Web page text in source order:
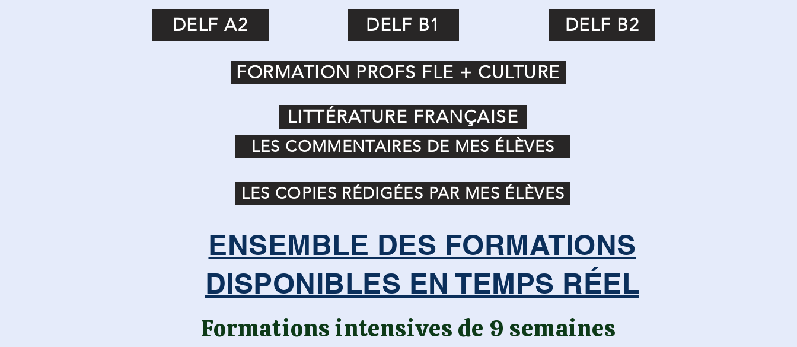
DELF A2 DELF B1 DELF B2
FORMATION PROFS FLE + CULTURE
LITTÉRATURE FRANÇAISE
LES COMMENTAIRES DE MES ÉLÈVES
LES COPIES RÉDIGÉES PAR MES ÉLÈVES
ENSEMBLE DES FORMATIONS
DISPONIBLES EN TEMPS RÉEL
Formations intensives de 9 semaines